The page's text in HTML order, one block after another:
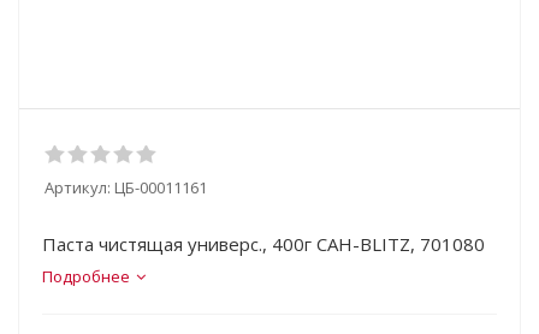
Артикул: ЦБ-00011161
Паста чистящая универс., 400г САН-BLITZ, 701080
Подробнее